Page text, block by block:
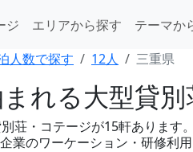
ジ エリアから探す テーマか
人数で探す 12人 三重県
れる大型貸
荘・コテージが15軒あります
業のワーケーション・研修利用